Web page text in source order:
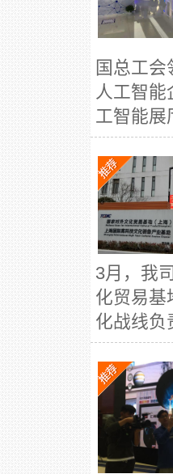
国总工会
人工智能
工智能展
3月，我
化贸易基
化战线